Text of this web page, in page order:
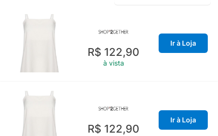
R$ 122,90
à vista
Ir à Loja
R$ 122,90
Ir à Loja